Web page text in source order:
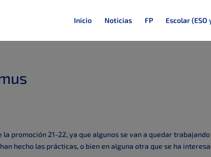
Inicio Noticias FP Escolar
promoción 21-22, ya que algunos se van a quedar
hecho las prácticas, o bien en alguna otra que se ha